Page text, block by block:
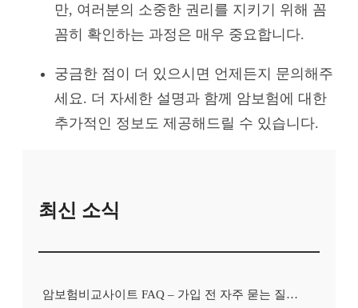
만, 여러분의 소중한 권리를 지키기 위해 꼼
꼼히 확인하는 과정은 매우 중요합니다.
궁금한 점이 더 있으시면 언제든지 문의해주
세요. 더 자세한 설명과 함께 암보험에 대한
추가적인 정보도 제공해드릴 수 있습니다.
최신 소식
암보험비교사이트 FAQ – 가입 전 자주 묻는 질문 정리